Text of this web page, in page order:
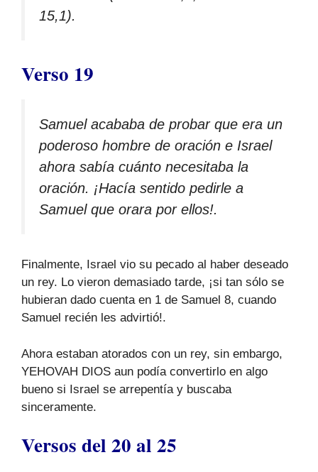
15,1).
Verso 19
Samuel acababa de probar que era un
poderoso hombre de oración e Israel
ahora sabía cuánto necesitaba la
oración. ¡Hacía sentido pedirle a
Samuel que orara por ellos!.
Finalmente, Israel vio su pecado al haber deseado
un rey. Lo vieron demasiado tarde, ¡si tan sólo se
hubieran dado cuenta en 1 de Samuel 8, cuando
Samuel recién les advirtió!.
Ahora estaban atorados con un rey, sin embargo,
YEHOVAH DIOS aun podía convertirlo en algo
bueno si Israel se arrepentía y buscaba
sinceramente.
Versos del 20 al 25